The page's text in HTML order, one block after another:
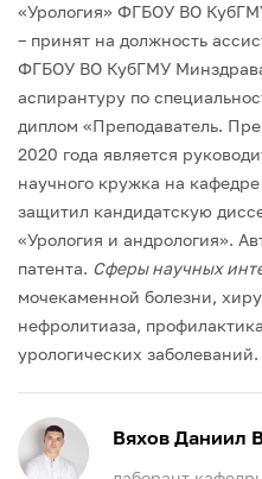
«Урология» ФГБОУ ВО
– принят на должность
ФГБОУ ВО КубГМУ
аспирантуру по
диплом «Преподаватель.
2020 года является
научного кружка на
защитил кандидатскую
«Урология и андрология».
патента. Сферы научных
мочекаменной болезни,
нефролитиаза,
урологических заболеваний.
Вяхов Даниил